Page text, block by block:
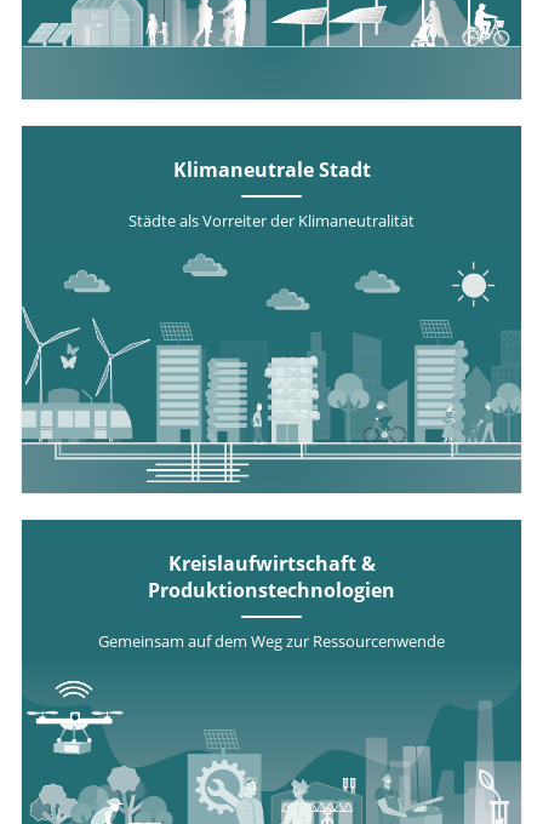
Klimaneutrale Stadt
Städte als Vorreiter der Klimaneutralität
Kreislaufwirtschaft &
Produktionstechnologien
Gemeinsam auf dem Weg zur Ressourcenwende